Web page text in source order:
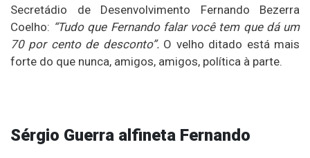
Secretádio de Desenvolvimento Fernando Bezerra
Coelho: “Tudo que Fernando falar você tem que dá um
70 por cento de desconto”.O velho ditado está mais
forte do que nunca, amigos, amigos, política à parte.
Sérgio Guerra alfineta Fernando